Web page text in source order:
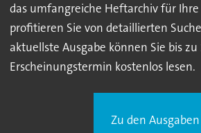
das umfangreiche Heftarchiv für Ihre
profitieren Sie von detaillierten
aktuellste Ausgabe können Sie bis zu
Erscheinungstermin kostenlos lesen.
Zu den Ausgaben